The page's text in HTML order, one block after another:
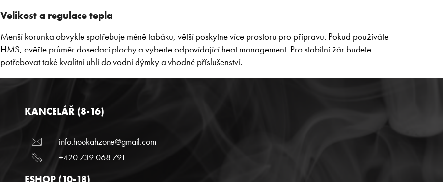
s
u
Velikost a regulace tepla
Menší korunka obvykle spotřebuje méně tabáku, větší poskytne více prostoru pro přípravu. Pokud používáte
HMS, ověřte průměr dosedací plochy a vyberte odpovídající heat management. Pro stabilní žár budete
potřebovat také kvalitní uhlí do vodní dýmkya vhodné příslušenství.
KANCELÁŘ (8-16)
info.hookahzone@gmail.com
+420 739 068 791
ESHOP (10-18)